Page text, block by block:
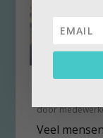
door
Veel